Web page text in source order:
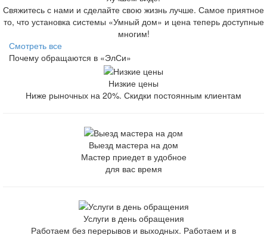
Свяжитесь с нами и сделайте свою жизнь лучше. Самое приятное
то, что установка системы «Умный дом» и цена теперь доступные
многим!
Смотреть все
Почему обращаются в «ЭлСи»
Низкие цены
Ниже рыночных на 20%. Скидки постоянным клиентам
Выезд мастера на дом
Мастер приедет в удобное
для вас время
Услуги в день обращения
Работаем без перерывов и выходных. Работаем и в